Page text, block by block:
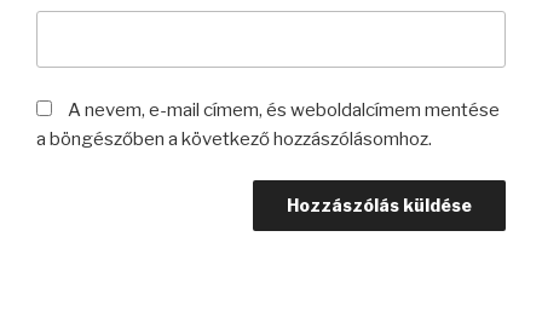
A nevem, e-mail címem, és weboldalcímem mentése
a böngészőben a következő hozzászólásomhoz.